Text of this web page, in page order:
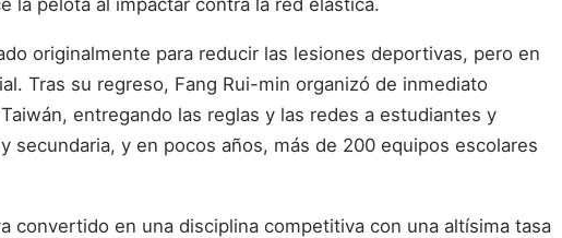
originalmente para reducir las lesiones deportivas, pero en
Tras su regreso, Fang Rui-min organizó de inmediato
entregando las reglas y las redes a estudiantes y
y en pocos años, más de 200 equipos escolares
convertido en una disciplina competitiva con una altísima tasa